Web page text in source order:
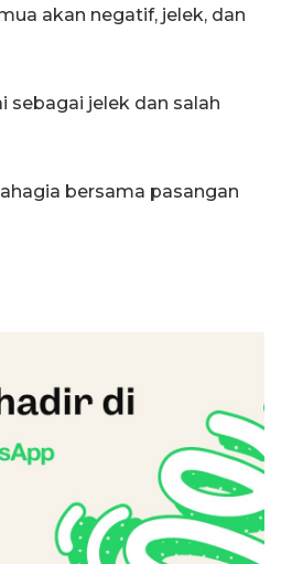
akan negatif, jelek, dan
sebagai jelek dan salah
bersama pasangan